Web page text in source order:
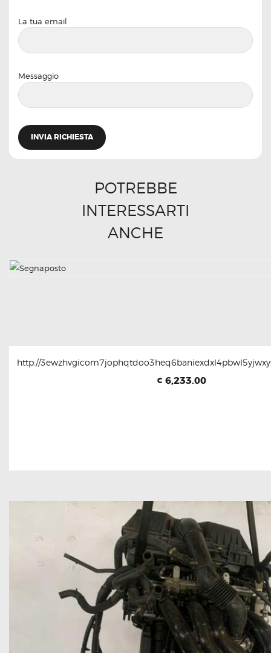
La tua email
Messaggio
POTREBBE
INTERESSARTI
ANCHE
http://
€ 6,233.00